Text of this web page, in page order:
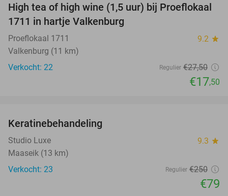
36%
High tea of high wine (1,5 uur) bij Proeflokaal
1711 in hartje Valkenburg
Proeflokaal 1711 9.2 star
Valkenburg (11 km)
Verkocht: 22
Regulier €27,50
€17,50
Keratinebehandeling
Studio Luxe 9.3 star
Maaseik (13 km)
Verkocht: 23
Regulier €250
€79